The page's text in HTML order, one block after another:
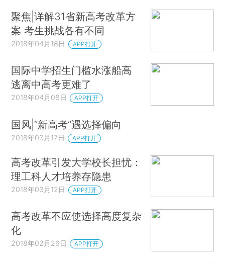
聚焦|详解31省新高考改革方
案 考生挑战各有不同
2018年04月18日 APP打开
国际中学招生门槛水涨船高
逃离中高考更难了
2018年04月08日 APP打开
国风|“新高考”遇选择偏向
2018年03月17日 APP打开
高考改革引发大学校长担忧：
理工科人才培养存隐患
2018年03月12日 APP打开
高考改革不应使选择高度复杂
化
2018年02月26日 APP打开